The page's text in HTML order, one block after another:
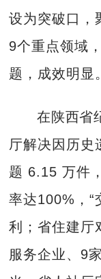
设为突破口，
9个重点领域
题，成效明显。
在陕西省
厅解决因历史
题 6.15 万件
率达100%，“
利；省住建厅
服务企业、9